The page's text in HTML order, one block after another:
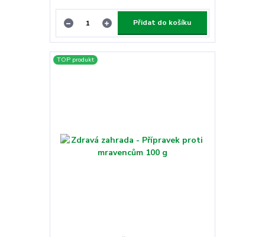
Přidat do košíku
TOP produkt